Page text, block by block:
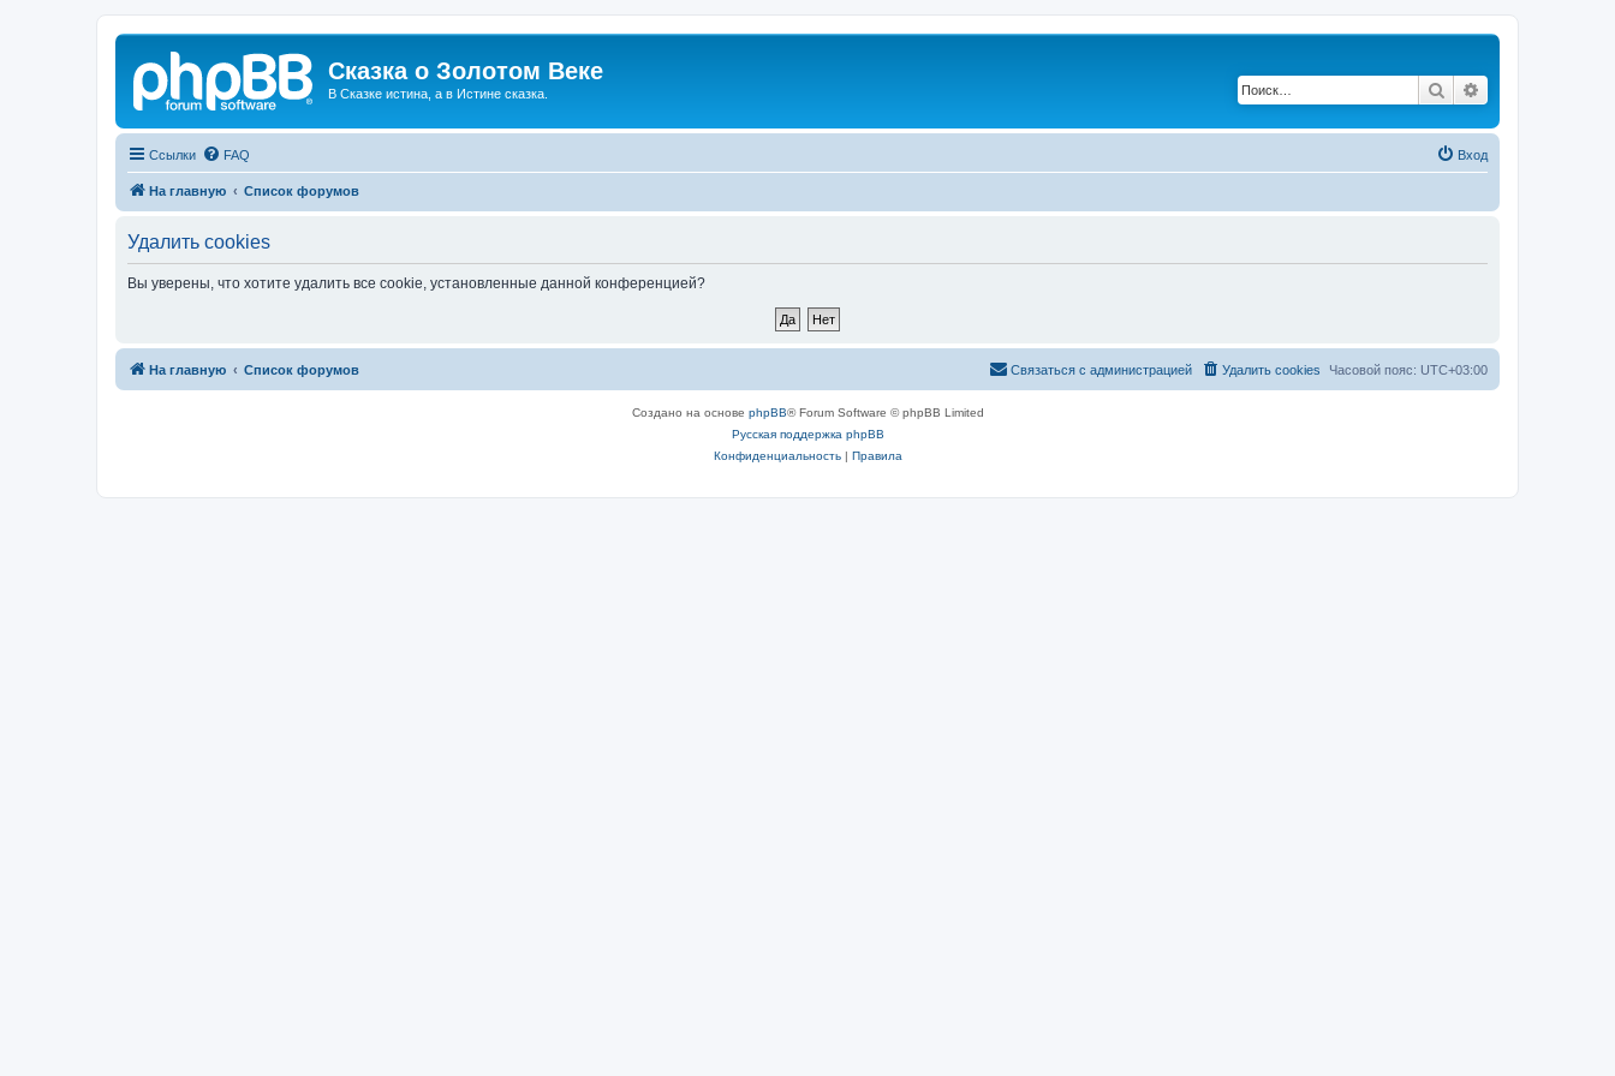
Сказка о Золотом Веке
В Сказке истина, а в Истине сказка. Поиск
Ссылки FAQ Вход
На главную Список форумов
Удалить cookies
Вы уверены, что хотите удалить все cookie, установленные данной конференцией?
На главную Список форумов Часовой пояс: UTC+03:00
Удалить cookies
Связаться с администрацией
Создано на основе phpBB® Forum Software © phpBB Limited
Русская поддержка phpBB
Конфиденциальность| Правила